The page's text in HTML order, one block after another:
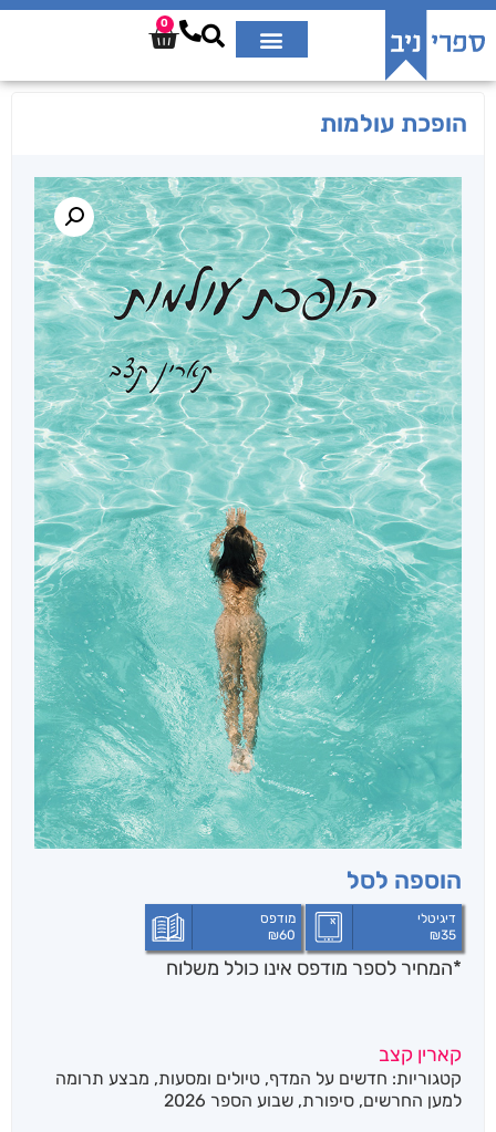
0
הופכת עולמות
הוספה לסל
דיגיטלי
₪35
מודפס
₪60
*המחיר לספר מודפס אינו כולל משלוח
קארין קצב
קטגוריות: חדשים על המדף, טיולים ומסעות, מבצע תרומה
למען החרשים, סיפורת, שבוע הספר 2026